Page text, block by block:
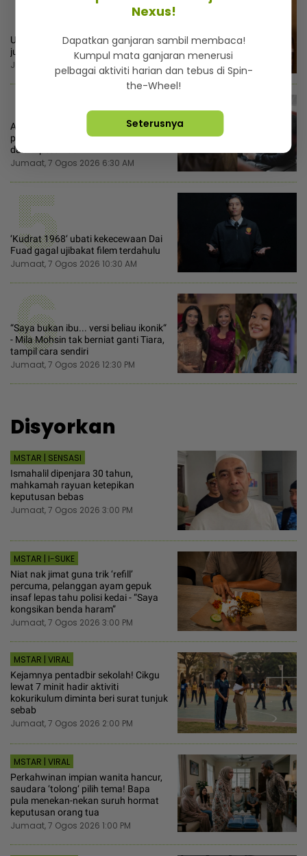
3
Usahawan barang kemas rugi RM1.2
juta, dakwa Salman Khan menipu
Jumaat, 7 Ogos 2026 6:00 AM
4
Atta Halilintar tegur netizen, jangan
pandang rendah orang rakam video
dalam pesawat
Jumaat, 7 Ogos 2026 6:30 AM
5
‘Kudrat 1968‘ ubati kekecewaan Dai
Fuad gagal ujibakat filem terdahulu
Jumaat, 7 Ogos 2026 10:30 AM
6
“Saya bukan ibu... versi beliau ikonik“
- Mila Mohsin tak berniat ganti Tiara,
tampil cara sendiri
Jumaat, 7 Ogos 2026 12:30 PM
Disyorkan
MSTAR | SENSASI
Ismahalil dipenjara 30 tahun,
mahkamah rayuan ketepikan
keputusan bebas
Jumaat, 7 Ogos 2026 3:00 PM
MSTAR | I-SUKE
Niat nak jimat guna trik ‘refill’
percuma, pelanggan ayam gepuk
insaf lepas tahu polisi kedai - “Saya
kongsikan benda haram”
Jumaat, 7 Ogos 2026 3:00 PM
MSTAR | VIRAL
Kejamnya pentadbir sekolah! Cikgu
lewat 7 minit hadir aktiviti
kokurikulum diminta beri surat tunjuk
sebab
Jumaat, 7 Ogos 2026 2:00 PM
MSTAR | VIRAL
Perkahwinan impian wanita hancur,
saudara ‘tolong‘ pilih tema! Bapa
pula menekan-nekan suruh hormat
keputusan orang tua
Jumaat, 7 Ogos 2026 1:00 PM
Nexus!
Dapatkan ganjaran sambil membaca!
Kumpul mata ganjaran menerusi
pelbagai aktiviti harian dan tebus di Spin-
the-Wheel!
Seterusnya